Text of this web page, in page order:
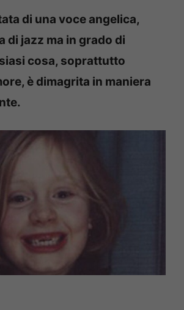
di una voce angelica,
di jazz ma in grado di
cosa, soprattutto
è dimagrita in maniera